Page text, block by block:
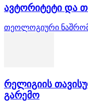
ავტორიტეტი და
თეოლოგიური
რელიგიის
გარემო